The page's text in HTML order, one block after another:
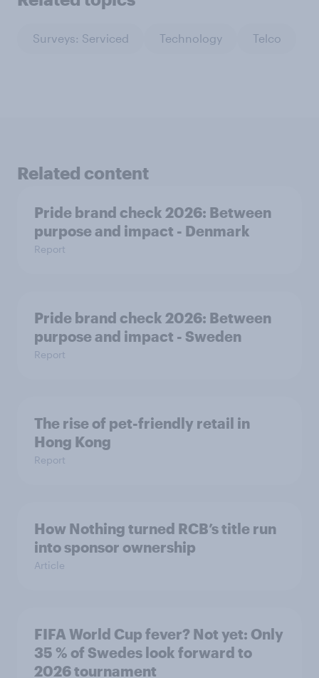
Surveys: Serviced Technology Telco
Related content
Pride brand check 2026: Between
purpose and impact - Denmark
Report
Pride brand check 2026: Between
purpose and impact - Sweden
Report
The rise of pet-friendly retail in
Hong Kong
Report
How Nothing turned RCB’s title run
into sponsor ownership
Article
FIFA World Cup fever? Not yet: Only
35 % of Swedes look forward to
2026 tournament